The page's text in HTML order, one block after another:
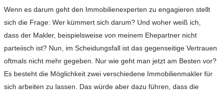
Wenn es darum geht den Immobilienexperten zu engagieren stellt
sich die Frage: Wer kümmert sich darum? Und woher weiß ich,
dass der Makler, beispielsweise von meinem Ehepartner nicht
parteiisch ist? Nun, im Scheidungsfall ist das gegenseitige Vertrauen
oftmals nicht mehr gegeben. Nur wie geht man jetzt am Besten vor?
Es besteht die Möglichkeit zwei verschiedene Immobilienmakler für
sich arbeiten zu lassen. Das würde aber dazu führen, dass die